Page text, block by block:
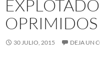
OPRIMIDOS
30 JULIO, 2015 DEJA UN